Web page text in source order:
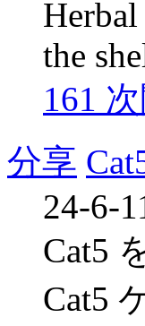
the
161
分享
24-6-
Cat5
Cat5